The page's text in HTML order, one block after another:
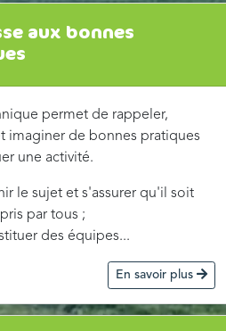
aux bonnes
permet de rappeler,
imaginer de bonnes pratiques
une activité.
le sujet et s'assurer qu'il soit
par tous ;
des équipes...
En savoir plus